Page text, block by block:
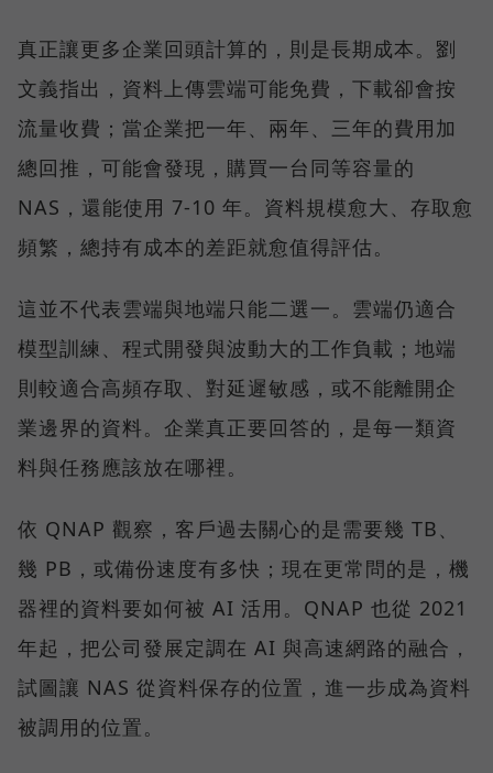
真正讓更多企業回頭計算的，則是長期成本。劉
文義指出，資料上傳雲端可能免費，下載卻會按
流量收費；當企業把一年、兩年、三年的費用加
總回推，可能會發現，購買一台同等容量的
NAS，還能使用 7-10 年。資料規模愈大、存取愈
頻繁，總持有成本的差距就愈值得評估。
這並不代表雲端與地端只能二選一。雲端仍適合
模型訓練、程式開發與波動大的工作負載；地端
則較適合高頻存取、對延遲敏感，或不能離開企
業邊界的資料。企業真正要回答的，是每一類資
料與任務應該放在哪裡。
依 QNAP 觀察，客戶過去關心的是需要幾 TB、
幾 PB，或備份速度有多快；現在更常問的是，機
器裡的資料要如何被 AI 活用。QNAP 也從 2021
年起，把公司發展定調在 AI 與高速網路的融合，
試圖讓 NAS 從資料保存的位置，進一步成為資料
被調用的位置。